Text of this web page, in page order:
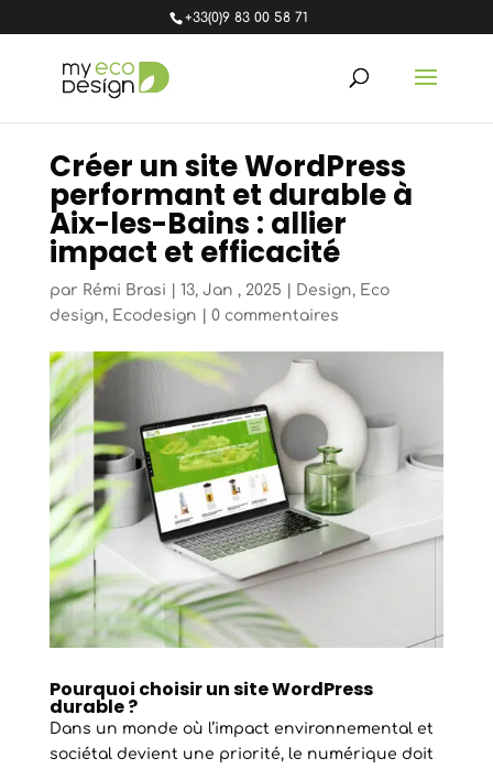
+33(0)9 83 00 58 71
Créer un site WordPress
performant et durable à
Aix-les-Bains : allier
impact et efficacité
par Rémi Brasi 13, Jan , 2025 Design, Eco
design, Ecodesign 0 commentaires
Pourquoi choisir un site WordPress
durable ?
Dans un monde où l’impact environnemental et
sociétal devient une priorité, le numérique doit